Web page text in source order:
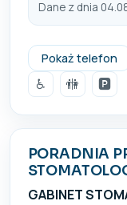
Dane z dnia
Pokaż telefon
♿
🚻 🅿️
PORADNIA
GABINET